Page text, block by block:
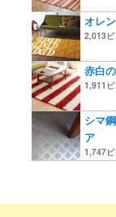
オレ
2,013ビ
赤白
1,911ビ
シマ
ア
1,747ビ